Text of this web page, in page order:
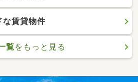
な賃貸物件
覧をもっと見る